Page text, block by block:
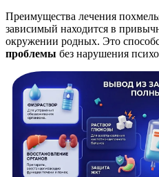
Преимущества лечения
зависимый находится в
окружении родных. Это
проблемы без нарушения